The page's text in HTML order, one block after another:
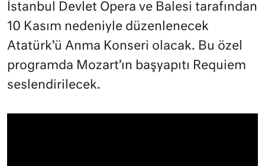
İstanbul Devlet Opera ve Balesi tarafından
10 Kasım nedeniyle düzenlenecek
Atatürk’ü Anma Konseri olacak. Bu özel
programda Mozart’ın başyapıtı Requiem
seslendirilecek.